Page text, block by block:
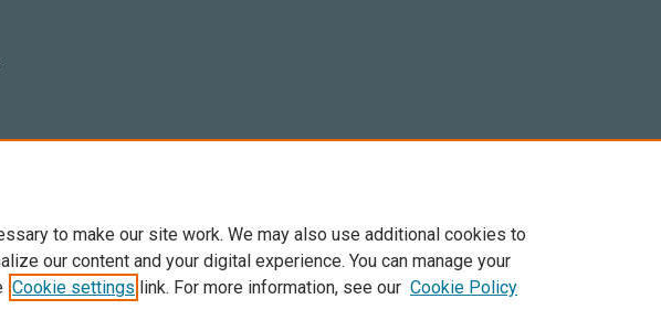
sito: Copyright © 2026 Elsevier, i suoi licenziatari e contributori. Tutti i diritti sono riservati. Inclusi diritti
to make our site work. We may also use additional cookies to
our content and your digital experience. You can manage your
Cookie settings link. For more information, see our Cookie Policy